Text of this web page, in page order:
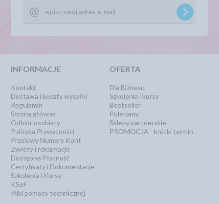
INFORMACJE
Kontakt
Dostawa i koszty wysyłki
Regulamin
Strona główna
Odbiór osobisty
Polityka Prywatności
Przelewy Numery Kont
Zwroty i reklamacje
Dostępne Płatność
Certyfikaty i Dokumentacje
Szkolenia i Kursy
KSeF
Pliki pomocy technicznej
OFERTA
Dla Biznesu
Szkolenia i kursy
Bestseller
Polecamy
Sklepy partnerskie
PROMOCJA - krótki termin